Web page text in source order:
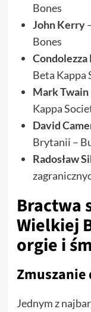
Bones
John Kerry
Bones
Condolezza
Beta Kappa
Mark Twain
Kappa
David
Brytanii –
Radosław
Bractwa
Wielkiej
orgie i
Jednym z